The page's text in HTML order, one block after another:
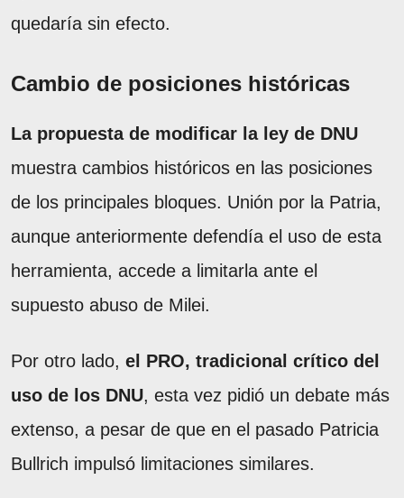
quedaría sin efecto.
Cambio de posiciones históricas
La propuesta de modificar la ley de DNU
muestra cambios históricos en las posiciones
de los principales bloques. Unión por la Patria,
aunque anteriormente defendía el uso de esta
herramienta, accede a limitarla ante el
supuesto abuso de Milei.
Por otro lado, el PRO, tradicional crítico del
uso de los DNU, esta vez pidió un debate más
extenso, a pesar de que en el pasado Patricia
Bullrich impulsó limitaciones similares.